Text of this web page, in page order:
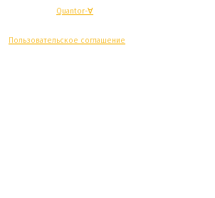
Quantor-∀
Пользовательское соглашение